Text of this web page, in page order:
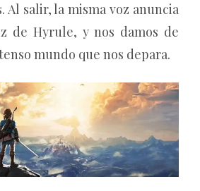
Al salir, la misma voz anuncia
de Hyrule, y nos damos de
mundo que nos depara.